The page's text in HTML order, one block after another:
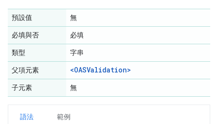
預設值 無
必填與否 必填
類型 字串
父項元素 <OASValidation>
子元素 無
語法 範例